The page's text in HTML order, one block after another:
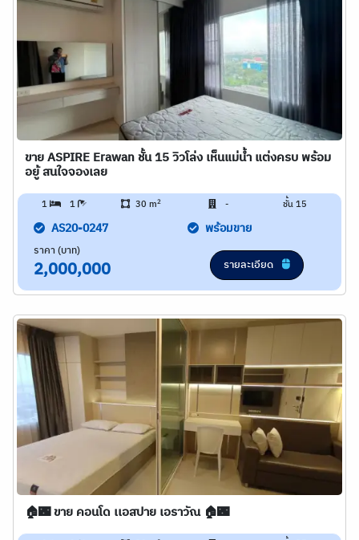
ขาย ASPIRE Erawan ชั้น 15 วิวโล่ง เห็นแม่น้ำ แต่งครบ พร้อม
อยู้ สนใจจองเลย
1 1 30 m2 - ชั้น 15
AS20-0247 พร้อมขาย
ราคา (บาท)
2,000,000 รายละเอียด
🏠🌃 ขาย คอนโด เเอสปาย เอราวัณ 🏠🌃